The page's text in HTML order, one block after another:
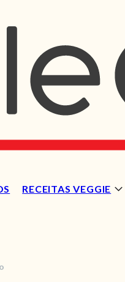
RECEITAS VEGGIE